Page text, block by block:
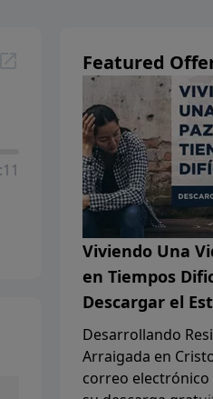
Featured
Viviendo Una
en Tiempos
Descargar el
Desarrollando
Arraigada en
correo